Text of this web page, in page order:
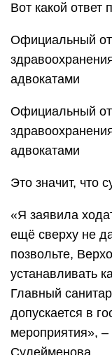
Вот какой ответ
Официальный
адвокатами
Официальный
адвокатами
Это значит, что
«Я заявила
ещё сверху не
позвольте,
устанавливать
Главный
допускается в
мероприятия», –
Сулейменова.